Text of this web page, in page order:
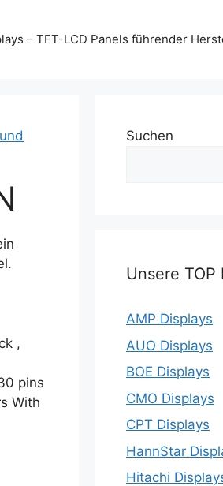
– TFT-LCD Panels führender
,
pins
With
Suchen
Unsere TOP
AMP Displays
AUO Displays
BOE Displays
CMO Displays
CPT Displays
HannStar
Hitachi